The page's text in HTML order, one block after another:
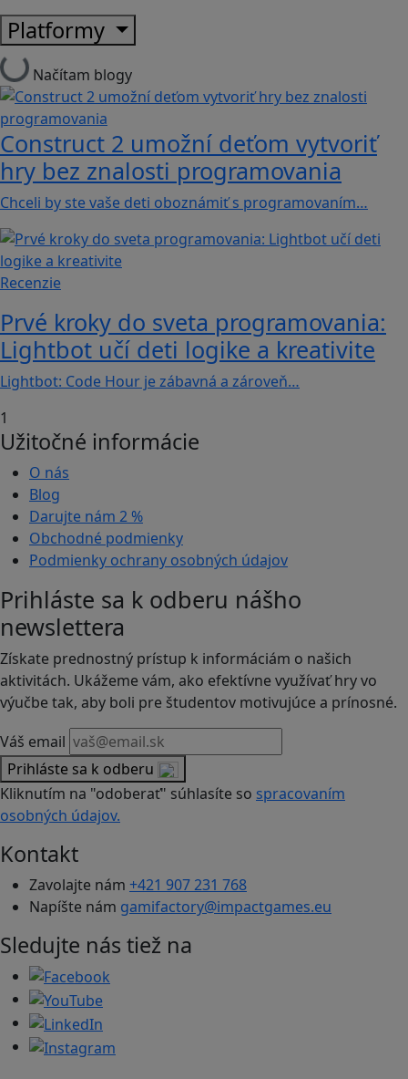
Platformy
Načítam blogy
Construct 2 umožní deťom vytvoriť
hry bez znalosti programovania
Chceli by ste vaše deti oboznámiť s programovaním…
Recenzie
Prvé kroky do sveta programovania:
Lightbot učí deti logike a kreativite
Lightbot: Code Hour je zábavná a zároveň…
1
Užitočné informácie
O nás
Blog
Darujte nám 2 %
Obchodné podmienky
Podmienky ochrany osobných údajov
Prihláste sa k odberu nášho
newslettera
Získate prednostný prístup k informáciám o našich
aktivitách. Ukážeme vám, ako efektívne využívať hry vo
výučbe tak, aby boli pre študentov motivujúce a prínosné.
Váš email
Prihláste sa k odberu
Kliknutím na "odoberať" súhlasíte so spracovaním
osobných údajov.
Kontakt
Zavolajte nám +421 907 231 768
Napíšte nám gamifactory@impactgames.eu
Sledujte nás tiež na